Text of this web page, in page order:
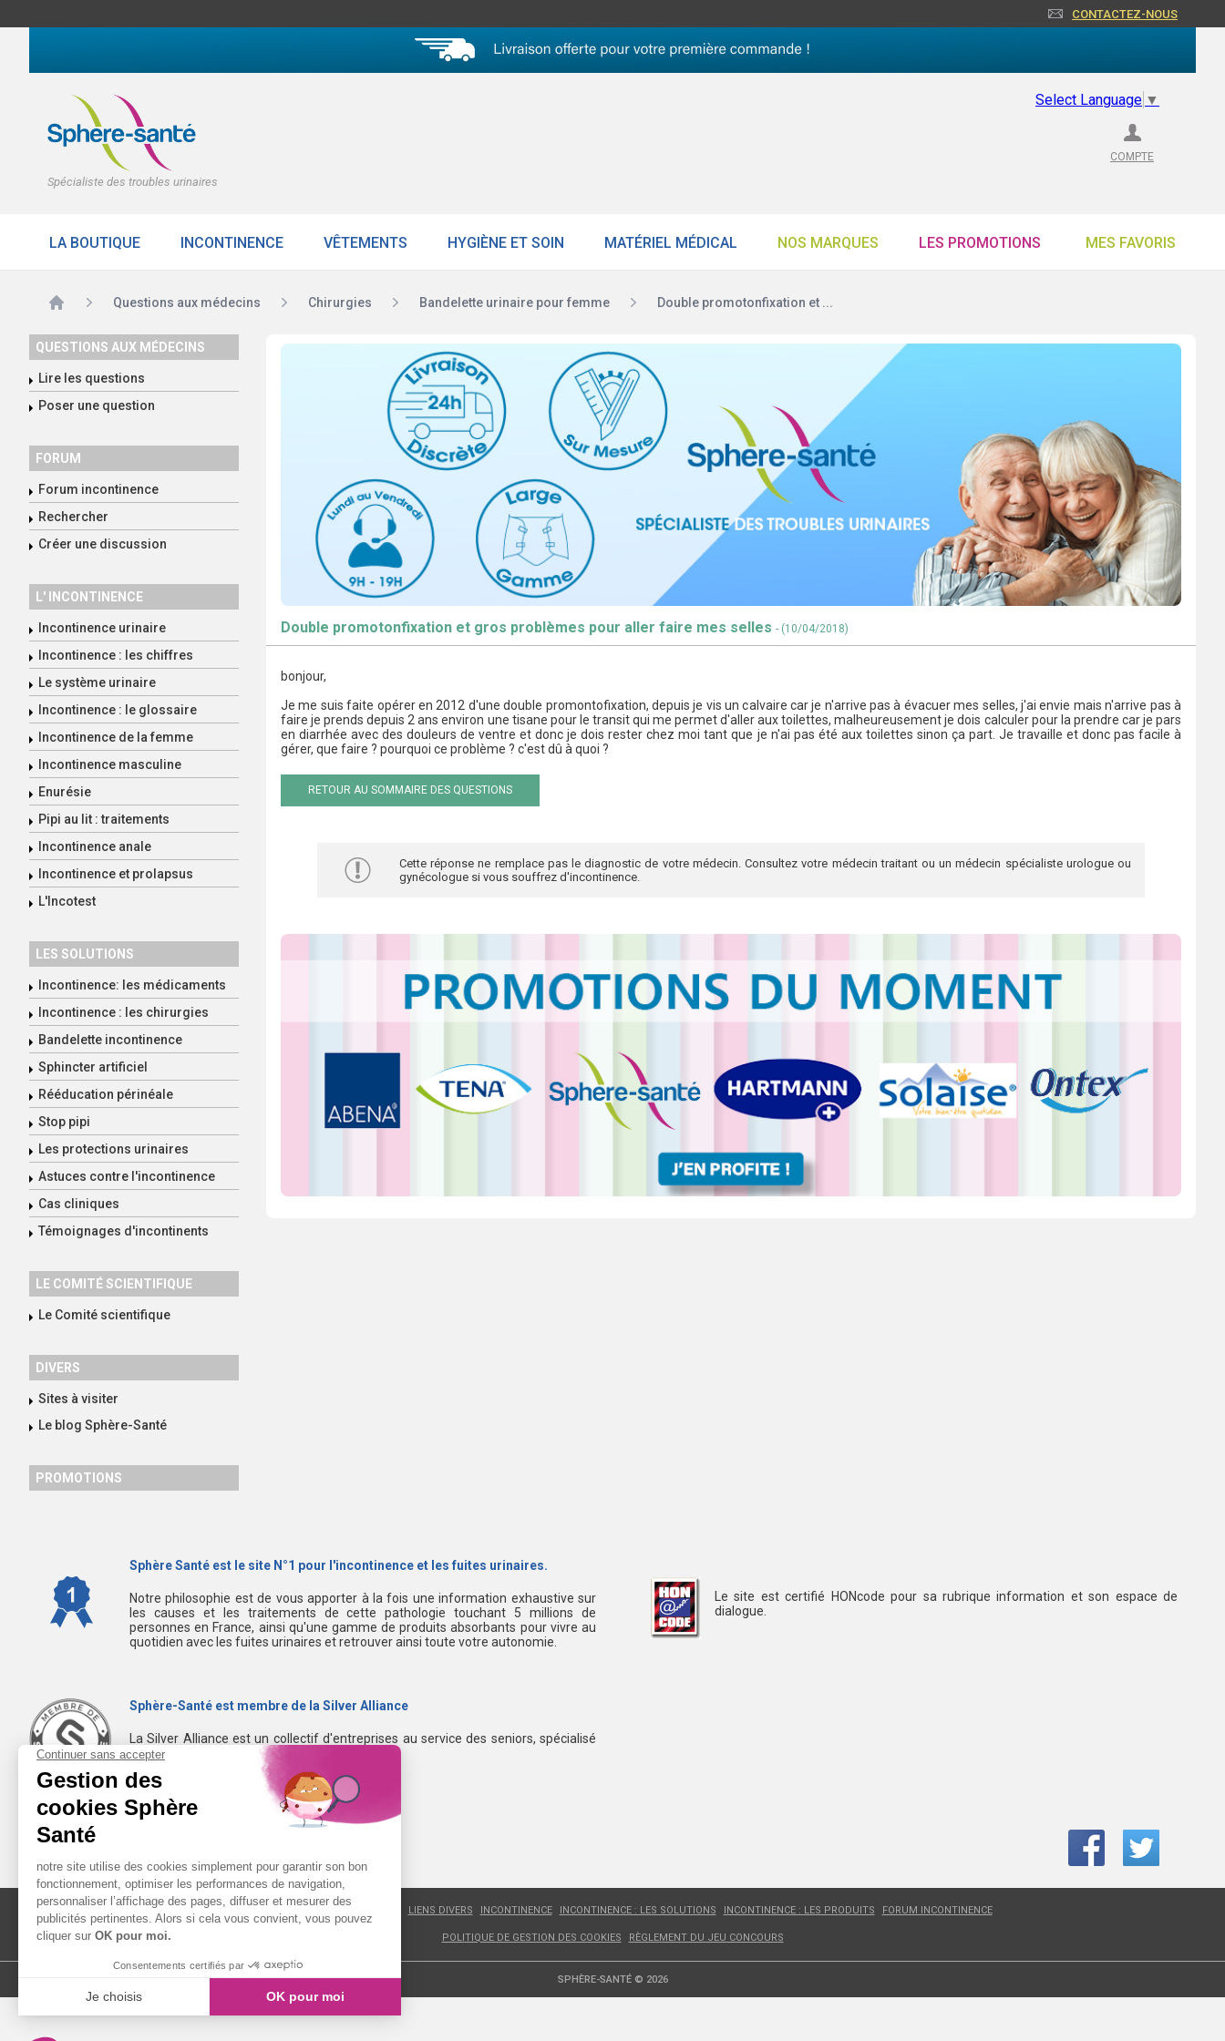
CONTACTEZ-NOUS
Spécialiste des troubles urinaires
Select Language ▼
COMPTE
LA BOUTIQUE INCONTINENCE VÊTEMENTS HYGIÈNE ET SOIN MATÉRIEL MÉDICAL NOS MARQUES LES PROMOTIONS MES FAVORIS
Accueil Questions aux médecins Chirurgies Bandelette urinaire pour femme Double promotonfixation et ...
QUESTIONS AUX MÉDECINS
Lire les questions
Poser une question
FORUM
Forum incontinence
Rechercher
Créer une discussion
L' INCONTINENCE
Incontinence urinaire
Incontinence : les chiffres
Le système urinaire
Incontinence : le glossaire
Incontinence de la femme
Incontinence masculine
Enurésie
Pipi au lit : traitements
Incontinence anale
Incontinence et prolapsus
L'Incotest
LES SOLUTIONS
Incontinence: les médicaments
Incontinence : les chirurgies
Bandelette incontinence
Sphincter artificiel
Rééducation périnéale
Stop pipi
Les protections urinaires
Astuces contre l'incontinence
Cas cliniques
Témoignages d'incontinents
LE COMITÉ SCIENTIFIQUE
Le Comité scientifique
DIVERS
Sites à visiter
Le blog Sphère-Santé
PROMOTIONS
Double promotonfixation et gros problèmes pour aller faire mes selles - (10/04/2018)
bonjour,
Je me suis faite opérer en 2012 d'une double promontofixation, depuis je vis un calvaire car je n'arrive pas à évacuer mes selles, j'ai envie mais n'arrive pas à
faire je prends depuis 2 ans environ une tisane pour le transit qui me permet d'aller aux toilettes, malheureusement je dois calculer pour la prendre car je pars
en diarrhée avec des douleurs de ventre et donc je dois rester chez moi tant que je n'ai pas été aux toilettes sinon ça part. Je travaille et donc pas facile à
gérer, que faire ? pourquoi ce problème ? c'est dû à quoi ?
RETOUR AU SOMMAIRE DES QUESTIONS
Cette réponse ne remplace pas le diagnostic de votre médecin. Consultez votre médecin traitant ou un médecin spécialiste urologue ou
gynécologue si vous souffrez d'incontinence.
Sphère Santé est le site N°1 pour l'incontinence et les fuites urinaires.
Notre philosophie est de vous apporter à la fois une information exhaustive sur
les causes et les traitements de cette pathologie touchant 5 millions de
personnes en France, ainsi qu'une gamme de produits absorbants pour vivre au
quotidien avec les fuites urinaires et retrouver ainsi toute votre autonomie.
Le site est certifié HONcode pour sa rubrique information et son espace de
dialogue.
Sphère-Santé est membre de la Silver Alliance
La Silver Alliance est un collectif d'entreprises au service des seniors, spécialisé
dans le bien vieillir à domicile.
Découvrez la Silver Alliance
LIENS DIVERS INCONTINENCE INCONTINENCE : LES SOLUTIONS INCONTINENCE : LES PRODUITS FORUM INCONTINENCE
POLITIQUE DE GESTION DES COOKIES RÈGLEMENT DU JEU CONCOURS
SPHÈRE-SANTÉ © 2026